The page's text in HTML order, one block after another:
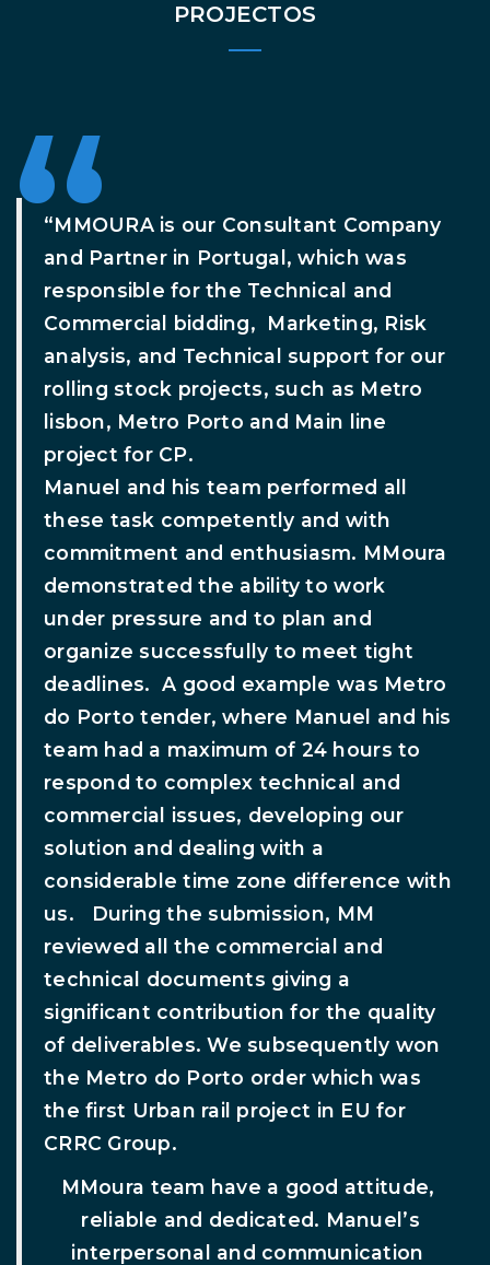
PROJECTOS
“MMOURA is our Consultant Company
and Partner in Portugal, which was
responsible for the Technical and
Commercial bidding, Marketing, Risk
analysis, and Technical support for our
rolling stock projects, such as Metro
lisbon, Metro Porto and Main line
project for CP.
Manuel and his team performed all
these task competently and with
commitment and enthusiasm. MMoura
demonstrated the ability to work
under pressure and to plan and
organize successfully to meet tight
deadlines. A good example was Metro
do Porto tender, where Manuel and his
team had a maximum of 24 hours to
respond to complex technical and
commercial issues, developing our
solution and dealing with a
considerable time zone difference with
us. During the submission, MM
reviewed all the commercial and
technical documents giving a
significant contribution for the quality
of deliverables. We subsequently won
the Metro do Porto order which was
the first Urban rail project in EU for
CRRC Group.
MMoura team have a good attitude,
reliable and dedicated. Manuel’s
interpersonal and communication